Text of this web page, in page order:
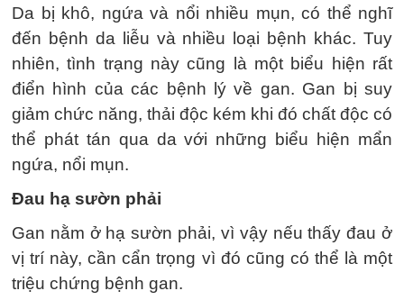
Da bị khô, ngứa và nổi nhiều mụn, có thể nghĩ
đến bệnh da liễu và nhiều loại bệnh khác. Tuy
nhiên, tình trạng này cũng là một biểu hiện rất
điển hình của các bệnh lý về gan. Gan bị suy
giảm chức năng, thải độc kém khi đó chất độc có
thể phát tán qua da với những biểu hiện mẩn
ngứa, nổi mụn.
Đau hạ sườn phải
Gan nằm ở hạ sườn phải, vì vậy nếu thấy đau ở
vị trí này, cần cẩn trọng vì đó cũng có thể là một
triệu chứng bệnh gan.